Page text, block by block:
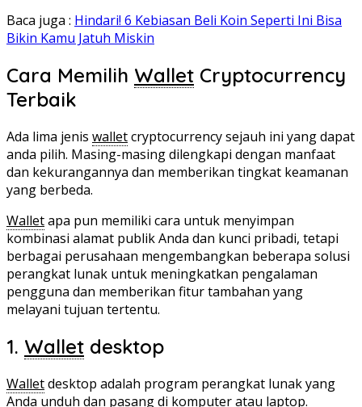
Baca juga : Hindari! 6 Kebiasan Beli Koin Seperti Ini Bisa
Bikin Kamu Jatuh Miskin
Cara Memilih Wallet Cryptocurrency
Terbaik
Ada lima jenis walletcryptocurrency sejauh ini yang dapat
anda pilih. Masing-masing dilengkapi dengan manfaat
dan kekurangannya dan memberikan tingkat keamanan
yang berbeda.
Walletapa pun memiliki cara untuk menyimpan
kombinasi alamat publik Anda dan kunci pribadi, tetapi
berbagai perusahaan mengembangkan beberapa solusi
perangkat lunak untuk meningkatkan pengalaman
pengguna dan memberikan fitur tambahan yang
melayani tujuan tertentu.
1. Wallet desktop
Walletdesktop adalah program perangkat lunak yang
Anda unduh dan pasang di komputer atau laptop.